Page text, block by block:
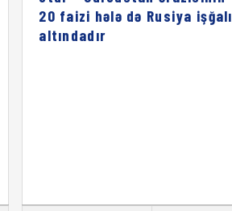
20 faizi hələ də Rusiya işğalı
altındadır